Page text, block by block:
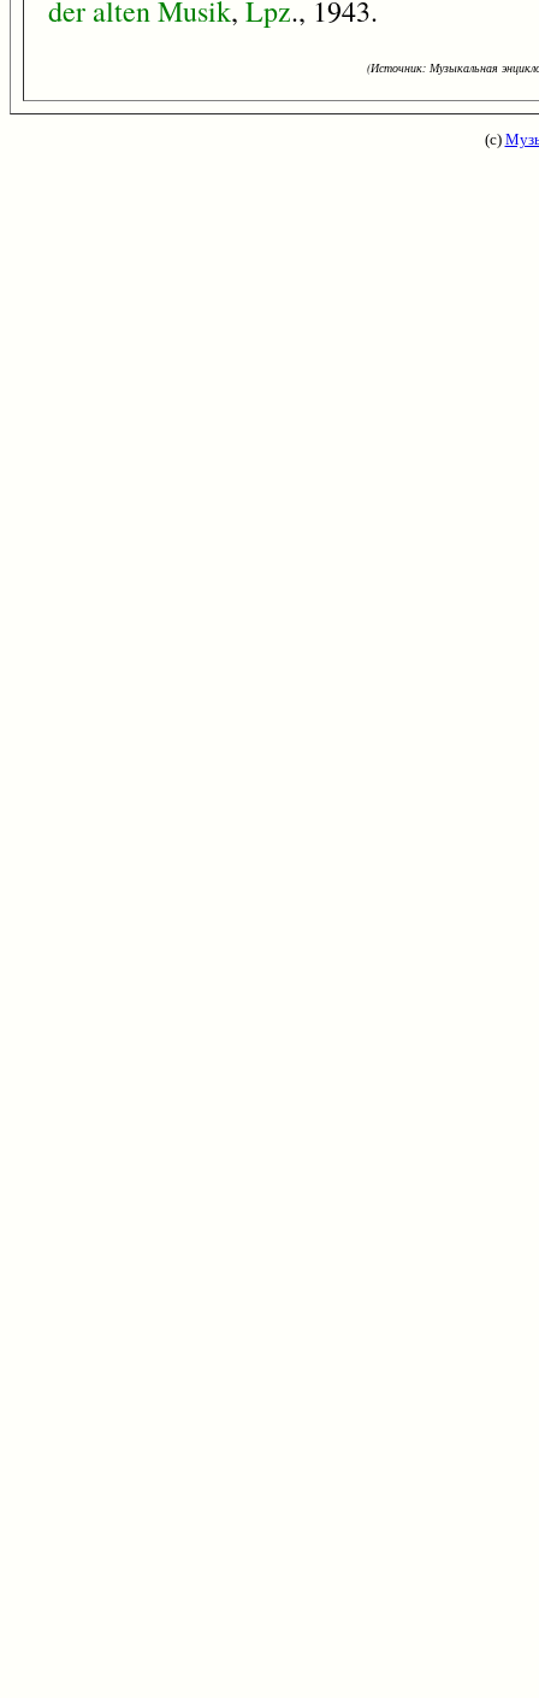
der altenMusik, Lpz., 1943.
(Источник: Музыкальная
(с)